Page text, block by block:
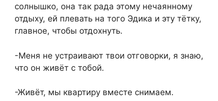
солнышко, она так рада этому нечаянному
отдыху, ей плевать на того Эдика и эту тётку,
главное, чтобы отдохнуть.
-Меня не устраивают твои отговорки, я знаю,
что он живёт с тобой.
-Живёт, мы квартиру вместе снимаем.